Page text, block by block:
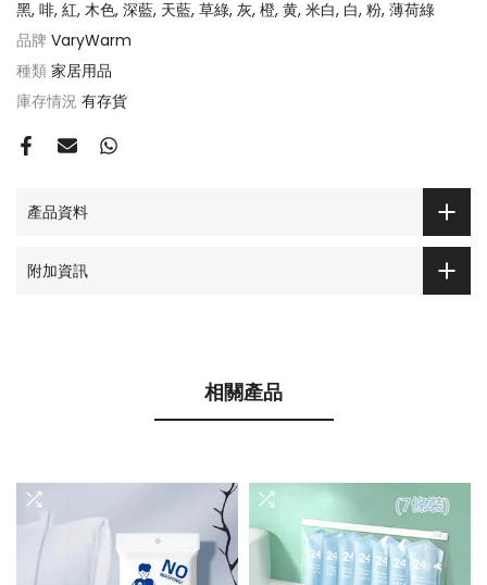
黑, 啡, 紅, 木色, 深藍, 天藍, 草綠, 灰, 橙, 黄, 米白, 白, 粉, 薄荷綠
品牌 VaryWarm
種類 家居用品
庫存情況 有存貨
產品資料
附加資訊
相關產品